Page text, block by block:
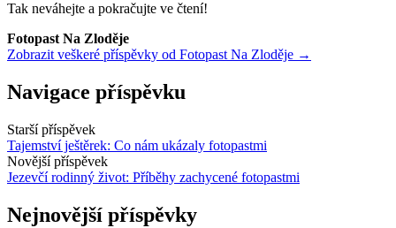
Tak neváhejte a pokračujte ve čtení!
Fotopast Na Zloděje
Zobrazit veškeré příspěvky od Fotopast Na Zloděje →
Navigace příspěvku
Starší příspěvek
Tajemství ještěrek: Co nám ukázaly fotopastmi
Novější příspěvek
Jezevčí rodinný život: Příběhy zachycené fotopastmi
Nejnovější příspěvky